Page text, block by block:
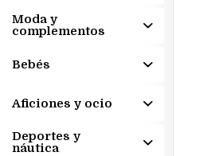
Moda y
complementos
Bebés
Aficiones y ocio
Deportes y
náutica